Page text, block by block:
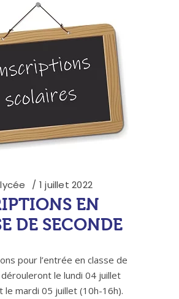
1 juillet 2022
EN
DE SECONDE
pour l’entrée en classe de
le lundi 04 juillet
le mardi 05 juillet (10h-16h).